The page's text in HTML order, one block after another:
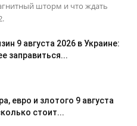
шторм и что ждать
9 августа 2026 в Украине:
заправиться...
евро и злотого 9 августа
стоит...